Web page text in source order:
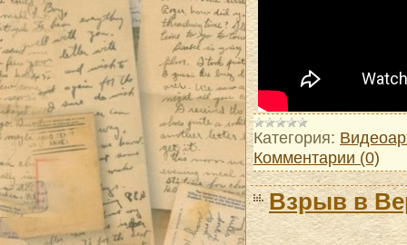
Категория:
Комментарии (0)
Взрыв в